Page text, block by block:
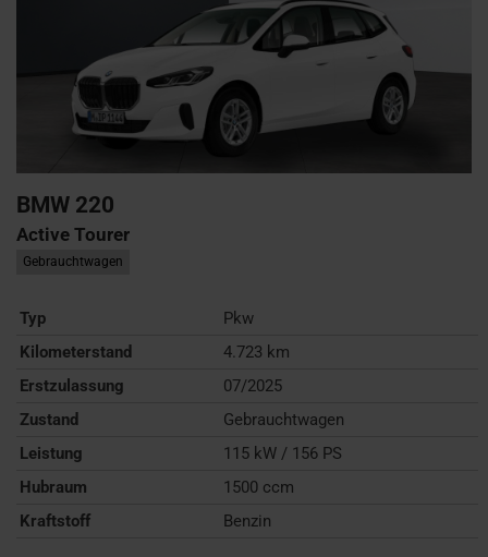
BMW 220
Active Tourer
Gebrauchtwagen
Typ
Pkw
Kilometerstand
4.723 km
Erstzulassung
07/2025
Zustand
Gebrauchtwagen
Leistung
115 kW / 156 PS
Hubraum
1500 ccm
Kraftstoff
Benzin